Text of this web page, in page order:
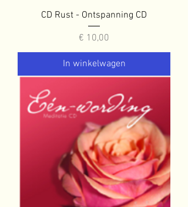
CD Rust - Ontspanning CD
Prijs
€ 10,00
In winkelwagen